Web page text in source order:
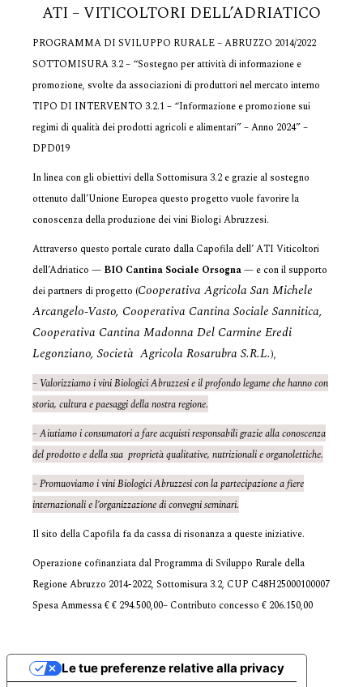
ATI – VITICOLTORI DELL’ADRIATICO
PROGRAMMA DI SVILUPPO RURALE – ABRUZZO 2014/2022
SOTTOMISURA 3.2 – “Sostegno per attività di informazione e
promozione, svolte da associazioni di produttori nel mercato interno
TIPO DI INTERVENTO 3.2.1 – “Informazione e promozione sui
regimi di qualità dei prodotti agricoli e alimentari” – Anno 2024” –
DPD019
In linea con gli obiettivi della Sottomisura 3.2 e grazie al sostegno
ottenuto dall’Unione Europea questo progetto vuole favorire la
conoscenza della produzione dei vini Biologi Abruzzesi.
Attraverso questo portale curato dalla Capofila dell’ ATI Viticoltori
dell’Adriatico — BIO Cantina Sociale Orsogna— e con il supporto
dei partners di progetto (Cooperativa Agricola San Michele
Arcangelo-Vasto, Cooperativa Cantina Sociale Sannitica,
Cooperativa Cantina Madonna Del Carmine Eredi
Legonziano, Società Agricola Rosarubra S.R.L.),
– Valorizziamo i vini Biologici Abruzzesi e il profondo legame che hanno con
storia, cultura e paesaggi della nostra regione.
– Aiutiamo i consumatori a fare acquisti responsabili grazie alla conoscenza
del prodotto e della sua proprietà qualitative, nutrizionali e organolettiche.
– Promuoviamo i vini Biologici Abruzzesi con la partecipazione a fiere
internazionali e l’organizzazione di convegni seminari.
Il sito della Capofila fa da cassa di risonanza a queste iniziative.
Operazione cofinanziata dal Programma di Sviluppo Rurale della
Regione Abruzzo 2014-2022, Sottomisura 3.2, CUP C48H25000100007
Spesa Ammessa € € 294.500,00– Contributo concesso € 206.150,00
Le tue preferenze relative alla privacy